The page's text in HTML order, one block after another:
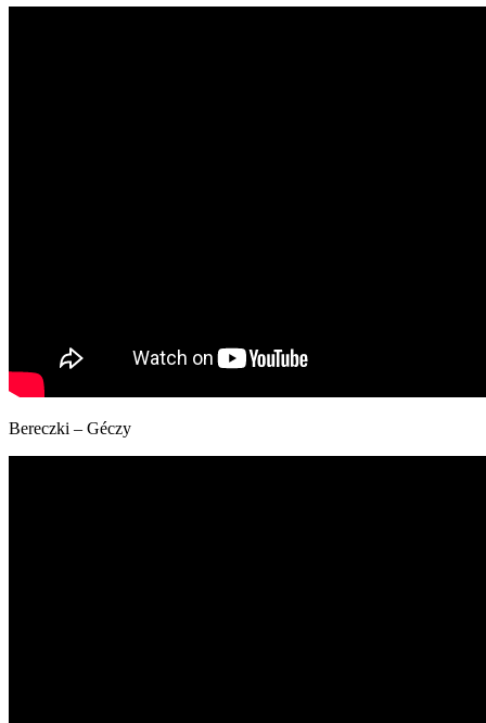
Bereczki – Géczy